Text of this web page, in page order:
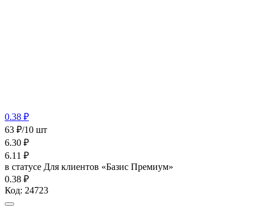
0.38 ₽
63 ₽/10 шт
6.30 ₽
6.11 ₽
в статусе Для клиентов «Базис Премиум»
0.38 ₽
Код: 24723